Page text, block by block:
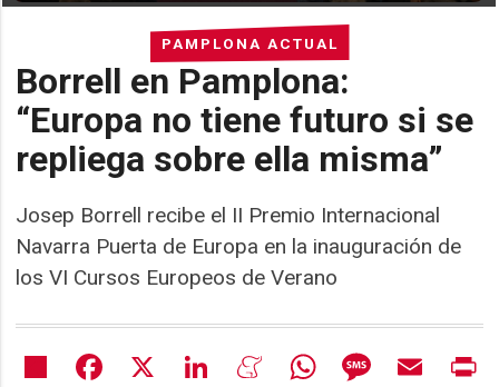
PAMPLONA ACTUAL
Borrell en Pamplona:
“Europa no tiene futuro si se
repliega sobre ella misma”
Josep Borrell recibe el II Premio Internacional
Navarra Puerta de Europa en la inauguración de
los VI Cursos Europeos de Verano
Share Facebook LinkedIn MeneameWhatsAppMessageEmail